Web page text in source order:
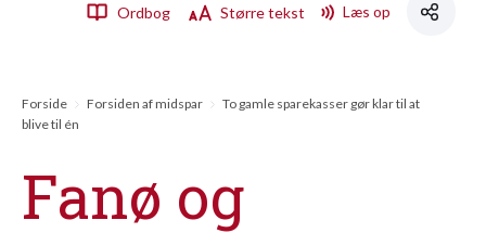
Ordbog Større tekst Læs op
Forside Forsiden af midspar
To gamle sparekasser gør klar til at
blive til én
Fanø og